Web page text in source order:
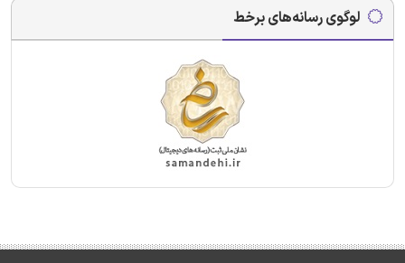
لوگوی رسانه‌های برخط